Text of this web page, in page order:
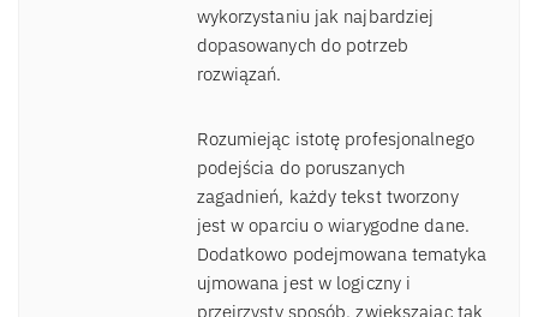
wykorzystaniu jak najbardziej
dopasowanych do potrzeb
rozwiązań.
Rozumiejąc istotę profesjonalnego
podejścia do poruszanych
zagadnień, każdy tekst tworzony
jest w oparciu o wiarygodne dane.
Dodatkowo podejmowana tematyka
ujmowana jest w logiczny i
przejrzysty sposób, zwiększając tak